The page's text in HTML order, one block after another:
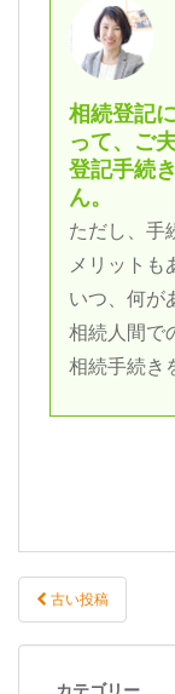
相続登記
って、ご
登記手続
ん。
ただし、手
メリットも
いつ、何が
相続人間で
相続手続き
投稿ナビ
古い投稿
カテゴリー